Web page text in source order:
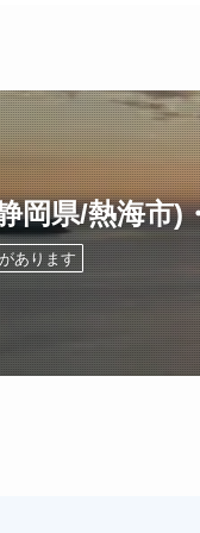
岡県/熱海市
あります